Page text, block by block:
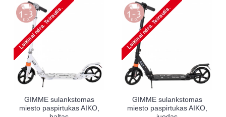
GIMME sulankstomas
miesto paspirtukas AIKO,
GIMME sulankstomas
miesto paspirtukas AIKO,